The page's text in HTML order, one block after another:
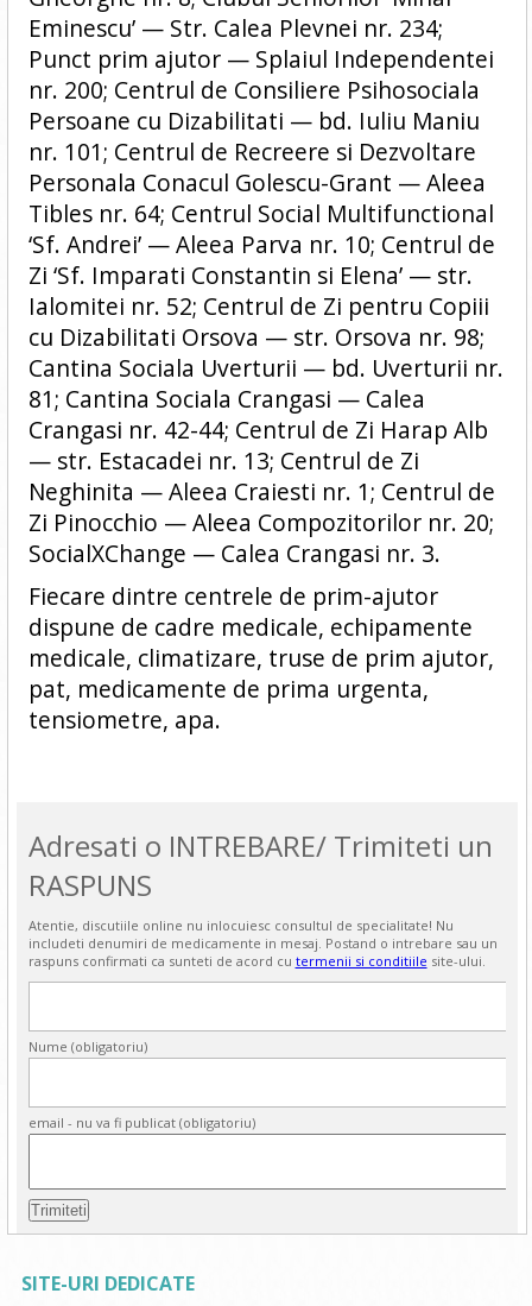
Eminescu’ — Str. Calea Plevnei nr. 234;
Punct prim ajutor — Splaiul Independentei
nr. 200; Centrul de Consiliere Psihosociala
Persoane cu Dizabilitati — bd. Iuliu Maniu
nr. 101; Centrul de Recreere si Dezvoltare
Personala Conacul Golescu-Grant — Aleea
Tibles nr. 64; Centrul Social Multifunctional
‘Sf. Andrei’ — Aleea Parva nr. 10; Centrul de
Zi ‘Sf. Imparati Constantin si Elena’ — str.
Ialomitei nr. 52; Centrul de Zi pentru Copiii
cu Dizabilitati Orsova — str. Orsova nr. 98;
Cantina Sociala Uverturii — bd. Uverturii nr.
81; Cantina Sociala Crangasi — Calea
Crangasi nr. 42-44; Centrul de Zi Harap Alb
— str. Estacadei nr. 13; Centrul de Zi
Neghinita — Aleea Craiesti nr. 1; Centrul de
Zi Pinocchio — Aleea Compozitorilor nr. 20;
SocialXChange — Calea Crangasi nr. 3.
Fiecare dintre centrele de prim-ajutor
dispune de cadre medicale, echipamente
medicale, climatizare, truse de prim ajutor,
pat, medicamente de prima urgenta,
tensiometre, apa.
Adresati o INTREBARE/ Trimiteti un
RASPUNS
Atentie, discutiile online nu inlocuiesc consultul de specialitate! Nu
includeti denumiri de medicamente in mesaj. Postand o intrebare sau un
raspuns confirmati ca sunteti de acord cu termenii si conditiile site-ului.
Nume (obligatoriu)
email - nu va fi publicat (obligatoriu)
SITE-URI DEDICATE